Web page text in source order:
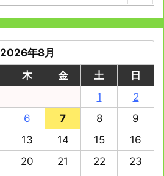
2026年8月
木 金 土
日
1
2
6 7 8
9
13 14 15
16
20 21 22
23